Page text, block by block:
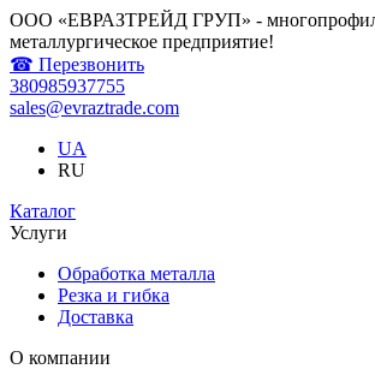
ООО «ЕВРАЗТРЕЙД ГРУП» -
металлургическое предприятие!
☎ Перезвонить
380985937755
sales@evraztrade.com
UA
RU
Каталог
Услуги
Обработка металла
Резка и гибка
Доставка
О компании